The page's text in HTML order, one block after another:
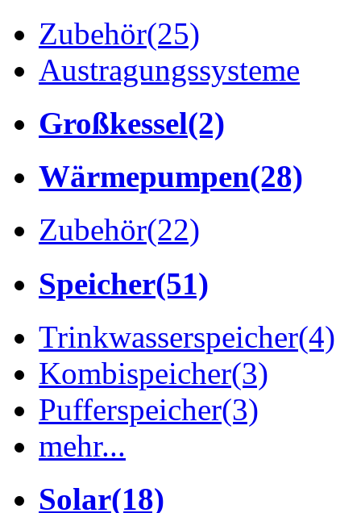
Zubehör(25)
Austragungssysteme
Großkessel(2)
Wärmepumpen(28)
Zubehör(22)
Speicher(51)
Trinkwasserspeicher(4)
Kombispeicher(3)
Pufferspeicher(3)
mehr...
Solar(18)